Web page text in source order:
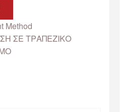
Method
ΣΕ ΤΡΑΠΕΖΙΚΟ